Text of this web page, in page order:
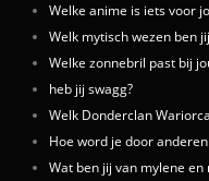
Welke anime is iets voor
Welk mytisch wezen ben jij
Welke zonnebril past bij
heb jij swagg?
Welk Donderclan
Hoe word je door
Wat ben jij van mylene en